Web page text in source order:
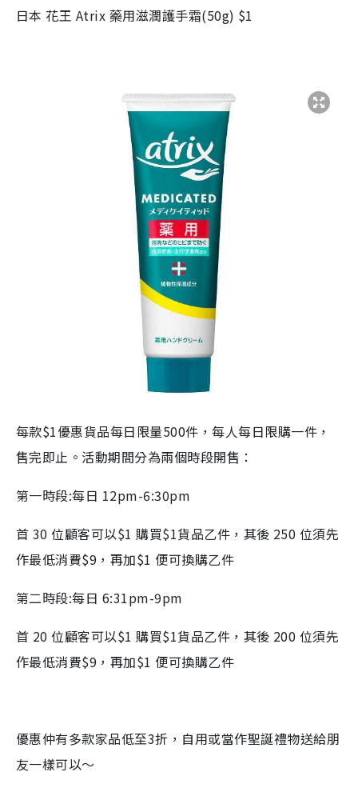
日本 花王 Atrix 藥用滋潤護手霜(50g) $1
每款$1優惠貨品每日限量500件，每人每日限購一件，
售完即止。活動期間分為兩個時段開售：
第一時段:每日 12pm-6:30pm
首 30 位顧客可以$1 購買$1貨品乙件，其後 250 位須先
作最低消費$9，再加$1 便可換購乙件
第二時段:每日 6:31pm-9pm
首 20 位顧客可以$1 購買$1貨品乙件，其後 200 位須先
作最低消費$9，再加$1 便可換購乙件
優惠仲有多款家品低至3折，自用或當作聖誕禮物送給朋
友一樣可以～